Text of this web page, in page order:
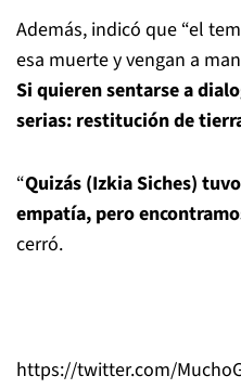
Además, indicó que “el
esa muerte y vengan a
Si quieren sentarse a
serias: restitución de
“Quizás (Izkia Siches)
empatía, pero
cerró.
https://twitter.com/